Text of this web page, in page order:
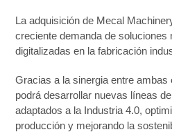
La adquisición de Mecal
creciente demanda de
digitalizadas en la fabricación
Gracias a la sinergia entre
podrá desarrollar nuevas líneas
adaptados a la Industria 4.0,
producción y mejorando la